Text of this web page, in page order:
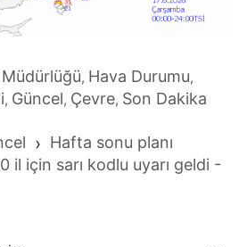
, Hava Durumu,
, Güncel, Çevre, Son Dakika
› Hafta sonu planı
il için sarı kodlu uyarı geldi -